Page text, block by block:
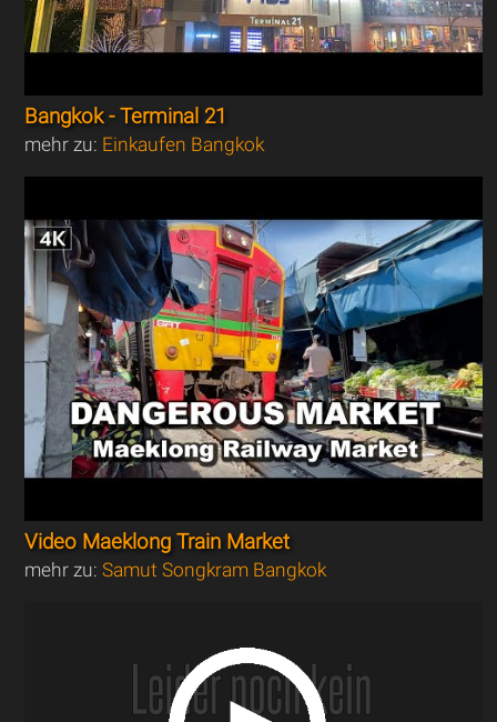
Bangkok - Terminal 21
mehr zu: Einkaufen Bangkok
Video Maeklong Train Market
mehr zu:Samut Songkram Bangkok